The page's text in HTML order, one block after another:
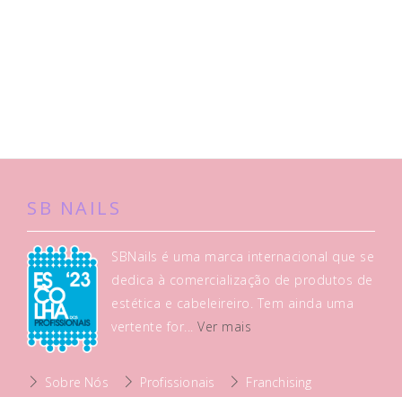
SB NAILS
SBNails é uma marca internacional que se
dedica à comercialização de produtos de
estética e cabeleireiro. Tem ainda uma
vertente for...Ver mais
Sobre Nós Profissionais Franchising